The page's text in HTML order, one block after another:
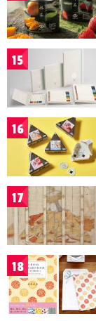
15
16
17
18